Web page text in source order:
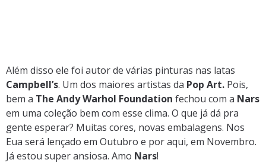
Além disso ele foi autor de várias pinturas nas latas
Campbell’s. Um dos maiores artistas da Pop Art. Pois,
bem a The Andy Warhol Foundation fechou com a Nars
em uma coleção bem com esse clima. O que já dá pra
gente esperar? Muitas cores, novas embalagens. Nos
Eua será lençado em Outubro e por aqui, em Novembro.
Já estou super ansiosa. Amo Nars!